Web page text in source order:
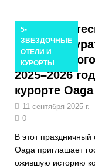
5-
ЗВЕЗДОЧНЫЕ
ОТЕЛИ И
КУРОРТЫ
игривый
2025–2026
курорте Oaga
11 сентября 2025 г.
0
В этот праздничный
Oaga приглашает
ожившую историю